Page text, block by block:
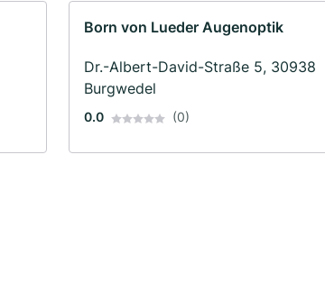
Born von Lueder Augenoptik
Dr.-Albert-David-Straße 5, 30938
Burgwedel
0.0 (0)